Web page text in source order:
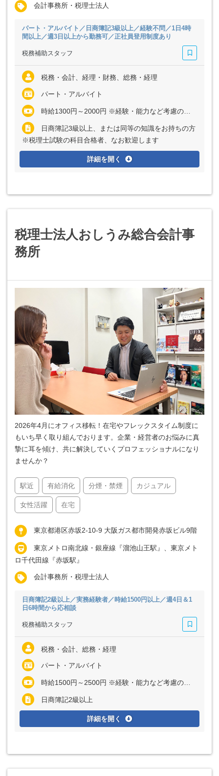
会計事務所・税理士法人
パート・アルバイト／日商簿記3級以上／経験不問／1日4時
間以上／週3日以上から勤務可／正社員登用制度あり
税務補助スタッフ
税務・会計、経理・財務、総務・経理
パート・アルバイト
時給1300円～2000円 ※経験・能力など考慮の上、決定いたします
日商簿記3級以上、または同等の知識をお持ちの方
※税理士試験の科目合格者、なお歓迎します
詳細を開く
税理士法人おしうみ総合会計事
務所
2026年4月にオフィス移転！在宅やフレックスタイム制度に
もいち早く取り組んでおります。企業・経営者のお悩みに真
摯に耳を傾け、共に解決していくプロフェッショナルになり
ませんか？
駅近 有給消化 分煙・禁煙 カジュアル
女性活躍 在宅
東京都港区赤坂2-10-9 大阪ガス都市開発赤坂ビル9階
東京メトロ南北線・銀座線『溜池山王駅』、東京メト
ロ千代田線『赤坂駅』
会計事務所・税理士法人
日商簿記2級以上／実務経験者／時給1500円以上／週4日＆1
日6時間から応相談
税務補助スタッフ
税務・会計、総務・経理
パート・アルバイト
時給1500円～2500円 ※経験・能力など考慮の上、決定いたします
日商簿記2級以上
詳細を開く